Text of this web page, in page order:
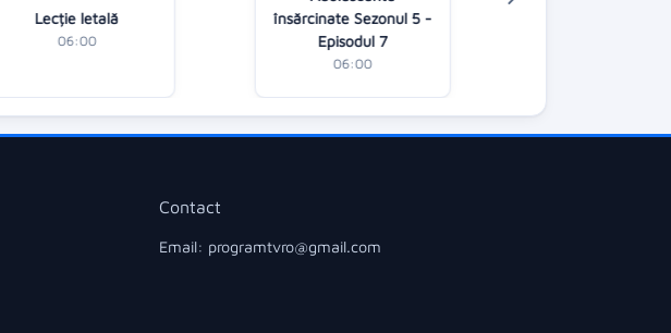
Lecție letală
06:00
însărcinate Sezonul 5 -
Episodul 7
06:00
Contact
Email: programtvro@gmail.com